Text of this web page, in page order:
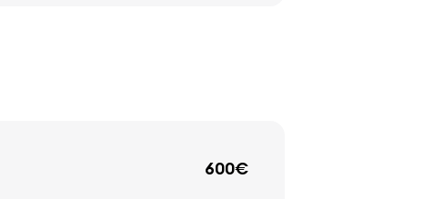
600€